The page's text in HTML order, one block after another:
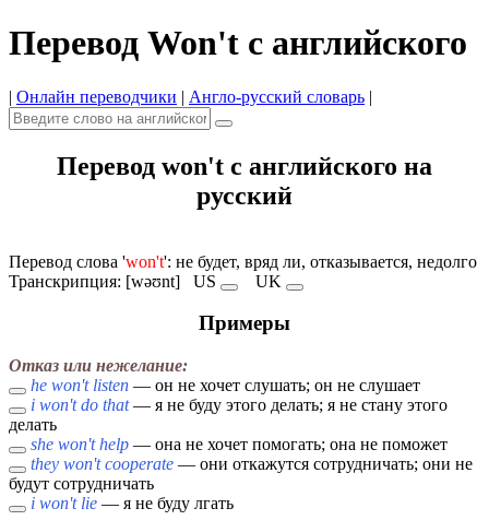
Перевод Won't с английского
| Онлайн переводчики | Англо-русский словарь |
Перевод won't с английского на
русский
Перевод слова 'won't': не будет, вряд ли, отказывается, недолго
Транскрипция: [wəʊnt] US UK
Примеры
Отказ или нежелание:
he won't listen — он не хочет слушать; он не слушает
i won't do that— я не буду этого делать; я не стану этого
делать
she won't help — она не хочет помогать; она не поможет
they won't cooperate — они откажутся сотрудничать; они не
будут сотрудничать
i won't lie — я не буду лгать